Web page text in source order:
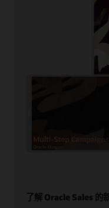
了解 Oracle Sales 的